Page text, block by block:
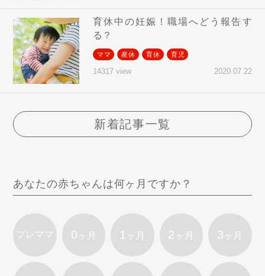
育休中の妊娠！職場へどう報告す
る？
ママ 産休 育休 育児
14317 view 2020.07.22
新着記事一覧
あなたの赤ちゃんは何ヶ月ですか？
プレママ 0 ヶ月 1 ヶ月 2 ヶ月 3 ヶ月